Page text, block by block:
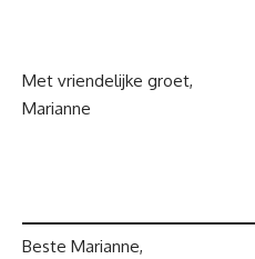
Met vriendelijke groet,
Marianne
Beste Marianne,